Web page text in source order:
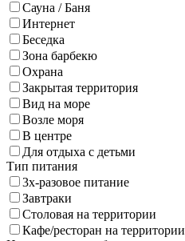
Сауна / Баня
Интернет
Беседка
Зона барбекю
Охрана
Закрытая территория
Вид на море
Возле моря
В центре
Для отдыха с детьми
Тип питания
3х-разовое питание
Завтраки
Столовая на территории
Кафе/ресторан на территории